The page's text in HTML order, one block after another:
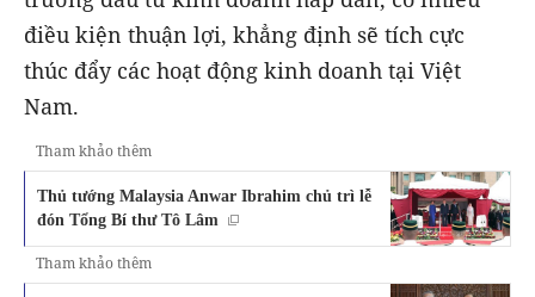
điều kiện thuận lợi, khẳng định sẽ tích cực
thúc đẩy các hoạt động kinh doanh tại Việt
Nam.
Tham khảo thêm
Thủ tướng Malaysia Anwar Ibrahim chủ trì lễ
đón Tổng Bí thư Tô Lâm
Tham khảo thêm